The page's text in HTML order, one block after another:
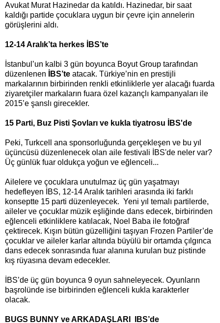
Avukat Murat Hazinedar da katıldı. Hazinedar, bir saat
kaldığı partide çocuklara uygun bir çevre için annelerin
görüşlerini aldı.
12-14 Aralık’ta herkes İBS’te
İstanbul’un kalbi 3 gün boyunca Boyut Group tarafından
düzenlenen
İBS’te atacak. Türkiye’nin en prestijli
markalarının birbirinden renkli etkinliklerle yer alacağı fuarda
ziyaretçiler markaların fuara özel kazançlı kampanyaları ile
2015’e şanslı girecekler.
15 Parti, Buz Pisti Şovları ve kukla tiyatrosu İBS'de
Peki, Turkcell ana sponsorluğunda gerçekleşen ve bu yıl
üçüncüsü düzenlenecek olan aile festivali İBS'de neler var?
Üç günlük fuar oldukça yoğun ve eğlenceli...
Ailelere ve çocuklara unutulmaz üç gün yaşatmayı
hedefleyen İBS, 12-14 Aralık tarihleri arasında iki farklı
konseptte 15 parti düzenleyecek. Yeni yıl temalı partilerde,
aileler ve çocuklar müzik eşliğinde dans edecek, birbirinden
eğlenceli etkinliklere katılacak, Noel Baba ile fotoğraf
çektirecek. Kışın bütün güzelliğini taşıyan Frozen Partiler’de
çocuklar ve aileler karlar altında büyülü bir ortamda çılgınca
dans edecek sonrasında fuar alanına kurulan buz pistinde
kış rüyasına devam edecekler.
İBS’de üç gün boyunca 9 oyun sahneleyecek. Oyunların
başrolünde ise birbirinden eğlenceli kukla karakterler
olacak.
BUGS BUNNY ve ARKADAŞLARI IBS’de